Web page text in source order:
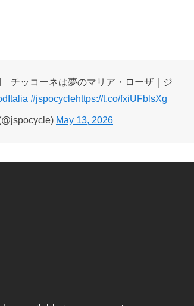
チッコーネは夢のマリア・ローザ｜ジ
#jspocyclehttps://t.co/fxiUFblsXg
May 13, 2026